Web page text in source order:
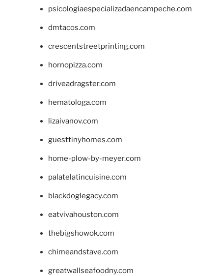
psicologiaespecializadaencampeche.com
dmtacos.com
crescentstreetprinting.com
hornopizza.com
driveadragster.com
hematologa.com
lizaivanov.com
guesttinyhomes.com
home-plow-by-meyer.com
palatelatincuisine.com
blackdoglegacy.com
eatvivahouston.com
thebigshowok.com
chimeandstave.com
greatwallseafoodny.com